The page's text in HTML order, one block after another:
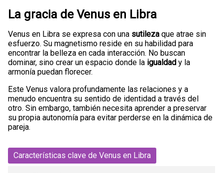
La gracia de Venus en Libra
Venus en Libra se expresa con una sutileza que atrae sin
esfuerzo. Su magnetismo reside en su habilidad para
encontrar la belleza en cada interacción. No buscan
dominar, sino crear un espacio donde la igualdad y la
armonía puedan florecer.
Este Venus valora profundamente las relaciones y a
menudo encuentra su sentido de identidad a través del
otro. Sin embargo, también necesita aprender a preservar
su propia autonomía para evitar perderse en la dinámica de
pareja.
Características clave de Venus en Libra